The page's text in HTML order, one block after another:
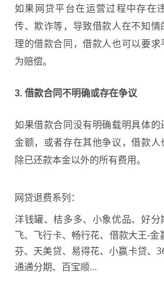
如果网贷平台在运营过程中存在
传、欺诈等，导致借款人在不知情
理的借款合同，借款人也可以要
为赔偿。
3. 借款合同不明确或存在争议
如果借款合同没有明确载明具体的
金额，或者存在其他争议，借款人
除已还款本金以外的所有费用。
网贷退费系列：
洋钱罐、桔多多、小象优品、好
飞、飞行卡、畅行花、借款大王-金
芬、天美贷、易得花、小赢卡贷、
通通分期、百宝顺…